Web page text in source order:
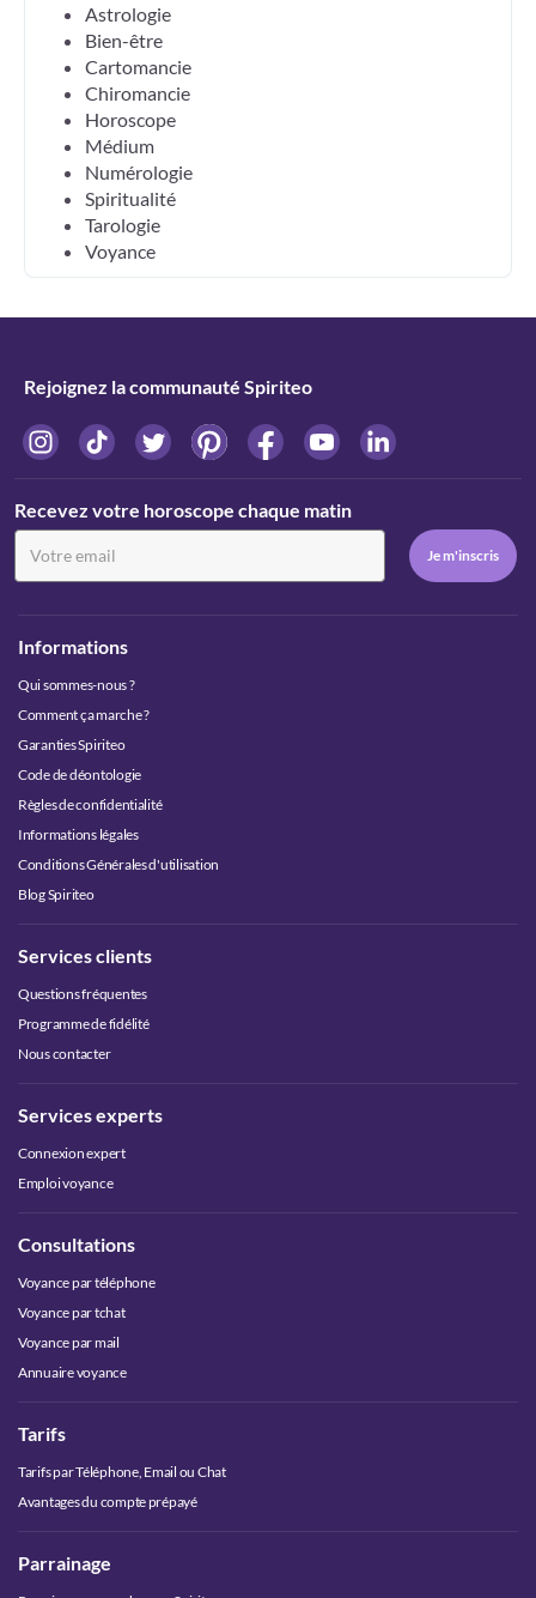
Astrologie
Bien-être
Cartomancie
Chiromancie
Horoscope
Médium
Numérologie
Spiritualité
Tarologie
Voyance
Rejoignez la communauté Spiriteo
Recevez votre horoscope chaque matin
Informations
Qui sommes-nous ?
Comment ça marche ?
Garanties Spiriteo
Code de déontologie
Règles de confidentialité
Informations légales
Conditions Générales d'utilisation
Blog Spiriteo
Services clients
Questions fréquentes
Programme de fidélité
Nous contacter
Services experts
Connexion expert
Emploi voyance
Consultations
Voyance par téléphone
Voyance par tchat
Voyance par mail
Annuaire voyance
Tarifs
Tarifs par Téléphone, Email ou Chat
Avantages du compte prépayé
Parrainage